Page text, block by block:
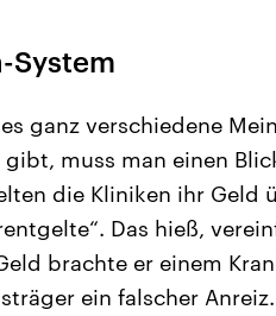
System
ganz verschiedene
muss man einen
die Kliniken ihr Geld
Das hieß,
brachte er einem
ein falscher